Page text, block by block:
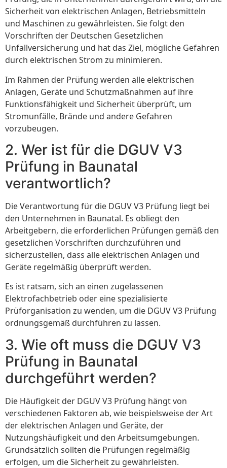
Sicherheit von elektrischen Anlagen, Betriebsmitteln
und Maschinen zu gewährleisten. Sie folgt den
Vorschriften der Deutschen Gesetzlichen
Unfallversicherung und hat das Ziel, mögliche Gefahren
durch elektrischen Strom zu minimieren.
Im Rahmen der Prüfung werden alle elektrischen
Anlagen, Geräte und Schutzmaßnahmen auf ihre
Funktionsfähigkeit und Sicherheit überprüft, um
Stromunfälle, Brände und andere Gefahren
vorzubeugen.
2. Wer ist für die DGUV V3
Prüfung in Baunatal
verantwortlich?
Die Verantwortung für die DGUV V3 Prüfung liegt bei
den Unternehmen in Baunatal. Es obliegt den
Arbeitgebern, die erforderlichen Prüfungen gemäß den
gesetzlichen Vorschriften durchzuführen und
sicherzustellen, dass alle elektrischen Anlagen und
Geräte regelmäßig überprüft werden.
Es ist ratsam, sich an einen zugelassenen
Elektrofachbetrieb oder eine spezialisierte
Prüforganisation zu wenden, um die DGUV V3 Prüfung
ordnungsgemäß durchführen zu lassen.
3. Wie oft muss die DGUV V3
Prüfung in Baunatal
durchgeführt werden?
Die Häufigkeit der DGUV V3 Prüfung hängt von
verschiedenen Faktoren ab, wie beispielsweise der Art
der elektrischen Anlagen und Geräte, der
Nutzungshäufigkeit und den Arbeitsumgebungen.
Grundsätzlich sollten die Prüfungen regelmäßig
erfolgen, um die Sicherheit zu gewährleisten.